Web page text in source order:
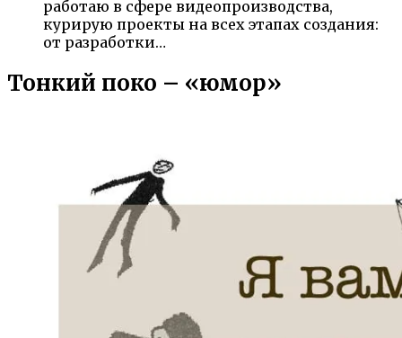
работаю в сфере видеопроизводства,
курирую проекты на всех этапах создания:
от разработки…
Тонкий поко – «юмор»